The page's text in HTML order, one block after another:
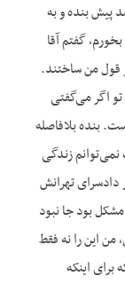
پیش بنده و به
گفتم آقا
قول من ساختند.
اگر می‌گفتی
بنده بلافاصله
زندگی
دادسرای تهرانش
بود جا نبود
این را نه فقط
این‏که